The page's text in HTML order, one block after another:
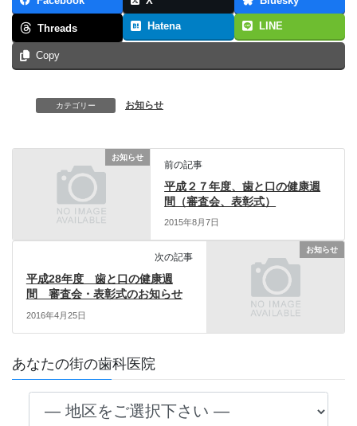
Threads Hatena LINE
Copy
カテゴリー お知らせ
お知らせ
前の記事
平成２７年度、歯と口の健康週
間（審査会、表彰式）
2015年8月7日
お知らせ
次の記事
平成28年度 歯と口の健康週
間 審査会・表彰式のお知らせ
2016年4月25日
あなたの街の歯科医院